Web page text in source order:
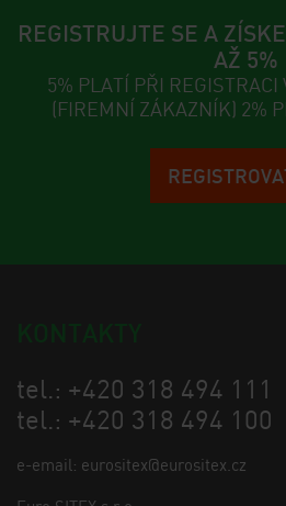
REGISTRUJTE SE A
AŽ 5%
5% PLATÍ PŘI REGISTRACI
(FIREMNÍ ZÁKAZNÍK) 2%
tel.: +420 318 494 111
tel.: +420 318 494 100
e-email: eurositex@eurositex.cz